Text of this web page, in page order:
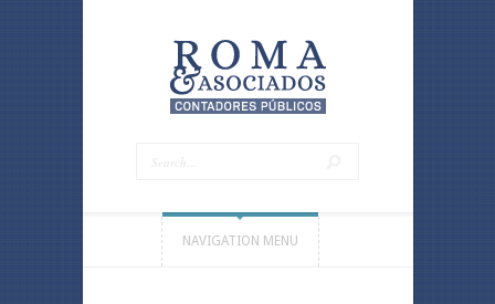
NAVIGATION MENU